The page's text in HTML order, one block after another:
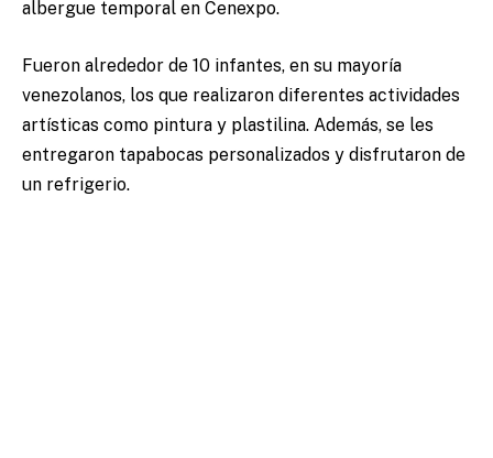
albergue temporal en Cenexpo.
Fueron alrededor de 10 infantes, en su mayoría
venezolanos, los que realizaron diferentes actividades
artísticas como pintura y plastilina. Además, se les
entregaron tapabocas personalizados y disfrutaron de
un refrigerio.